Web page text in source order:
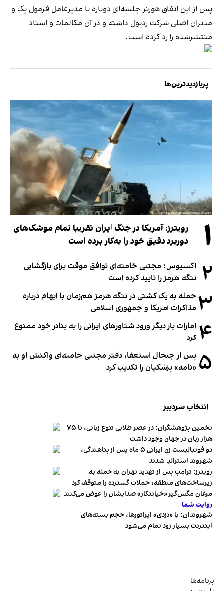
پس از این اتفاق هورنر جلسه‌ای دوباره با مدیرعامل فرمول یک و
مدیران اصلی شرکت ردبول داشته و در آن مکالمات و اسناد
منتشرشده را رد کرده است.
پربازدیدترین‌ها
۱
رویترز: آمریکا در جنگ ایران تقریبا تمام موشک‌های
دوربرد دقیق خود را به‌کار برده است
۲ اکسیوس: مجتبی خامنه‌ای توافق موقت برای بازگشایی
تنگه هرمز را تایید کرده است
۳ حمله به یک کشتی در تنگه هرمز هم‌زمان با ابهام درباره
مذاکرات آمریکا و جمهوری اسلامی
۴ امارات بار دیگر ورود شناورهای ایرانی را به بنادر خود ممنوع
کرد
۵ پس از جنجال استعفا، دفتر مجتبی خامنه‌ای واکنش او به
«نامه» پزشکیان را تکذیب کرد
انتخاب سردبیر
تخمین پژوهشگران: در عصر طلایی تنوع زبانی، تا ۷۵
هزار زبان در جهان وجود داشت
دو فوتبالیست زن ایرانی ۵ ماه پس از پناهندگی،
شهروند استرالیا شدند
رویترز: ترامپ پس از تهدید تهران به حمله به
زیرساخت‌های منطقه، حملات گسترده را متوقف کرد
مرغان مگس‌گیر «خیانتکار» صدایشان را عوض می‌کنند
روایت شما
شهروندان:‌ با «دزدی» اپراتورها، حجم بسته‌های
اینترنت بسیار زود تمام می‌شود
برنامه‌ها